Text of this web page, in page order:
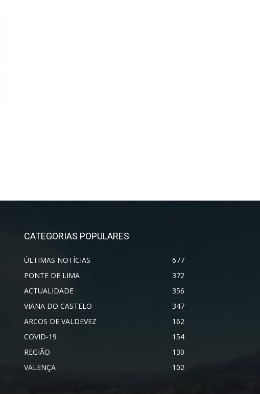
CATEGORIAS POPULARES
ÚLTIMAS NOTÍCIAS
677
PONTE DE LIMA
372
ACTUALIDADE
356
VIANA DO CASTELO
347
ARCOS DE VALDEVEZ
162
COVID-19
154
REGIÃO
130
VALENÇA
102